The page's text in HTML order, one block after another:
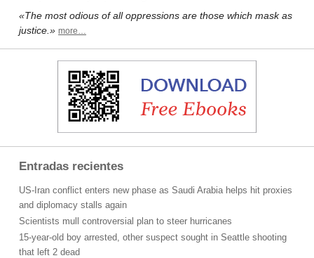
«The most odious of all oppressions are those which mask as
justice.» more…
Entradas recientes
US-Iran conflict enters new phase as Saudi Arabia helps hit proxies
and diplomacy stalls again
Scientists mull controversial plan to steer hurricanes
15-year-old boy arrested, other suspect sought in Seattle shooting
that left 2 dead